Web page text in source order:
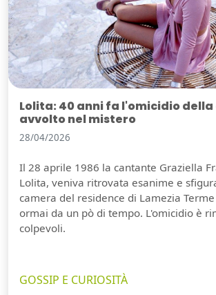
Lolita: 40 anni fa l'omicidio
avvolto nel mistero
28/04/2026
Il 28 aprile 1986 la cantante Graziella
Lolita, veniva ritrovata esanime e
camera del residence di Lamezia
ormai da un pò di tempo. L'omicidio è
colpevoli.
GOSSIP E CURIOSITÀ